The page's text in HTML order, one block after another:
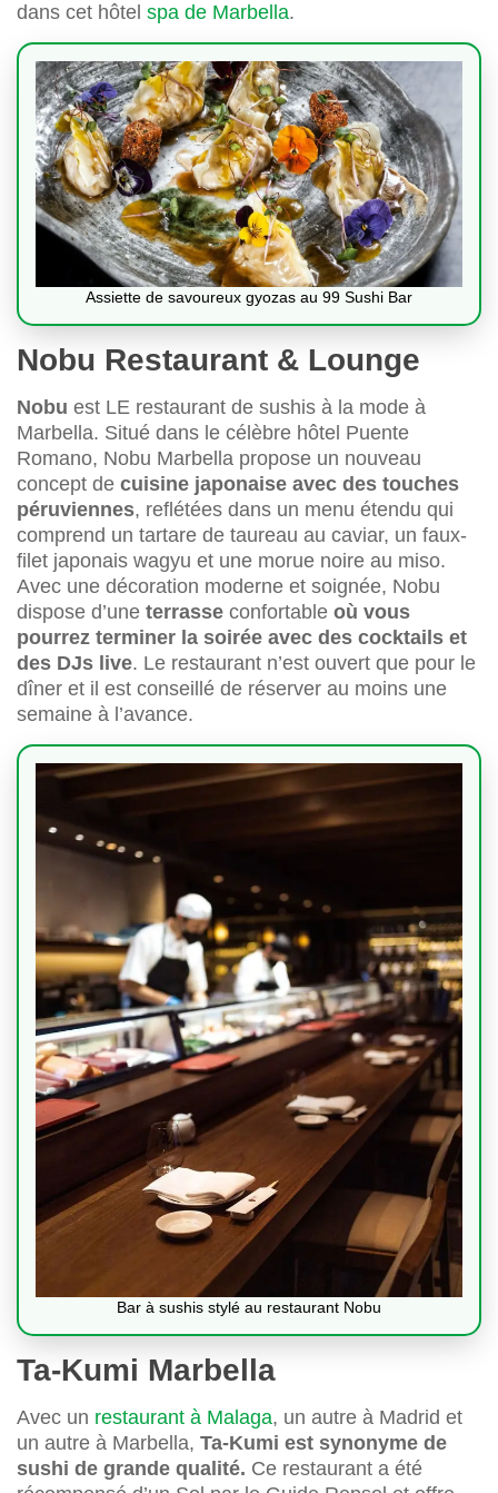
dans cet hôtel spa de Marbella.
Assiette de savoureux gyozas au 99 Sushi Bar
Nobu Restaurant & Lounge
Nobu est LE restaurant de sushis à la mode à
Marbella. Situé dans le célèbre hôtel Puente
Romano, Nobu Marbella propose un nouveau
concept de cuisine japonaise avec des touches
péruviennes, reflétées dans un menu étendu qui
comprend un tartare de taureau au caviar, un faux-
filet japonais wagyu et une morue noire au miso.
Avec une décoration moderne et soignée, Nobu
dispose d’une terrasse confortable où vous
pourrez terminer la soirée avec des cocktails et
des DJs live. Le restaurant n’est ouvert que pour le
dîner et il est conseillé de réserver au moins une
semaine à l’avance.
Bar à sushis stylé au restaurant Nobu
Ta-Kumi Marbella
Avec un restaurant à Malaga, un autre à Madrid et
un autre à Marbella, Ta-Kumi est synonyme de
sushi de grande qualité. Ce restaurant a été